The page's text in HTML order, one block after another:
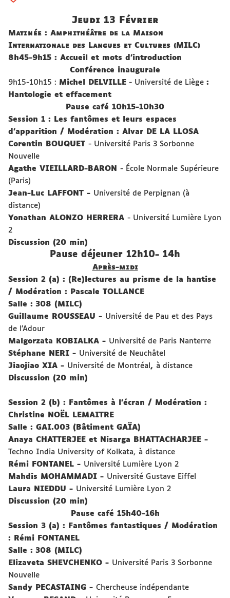
d’étude
Jeudi 13 Février
Matinée : Amphithéâtre de la Maison
Internationale des Langues et Cultures (MILC)
8h45-9h15 : Accueil et mots d’introduction
Conférence inaugurale
9h15-10h15 : Michel DELVILLE - Université de Liège :
Hantologie et effacement
Pause café 10h15-10h30
Session 1 : Les fantômes et leurs espaces
d’apparition / Modération : Alvar DE LA LLOSA
Corentin BOUQUET - Université Paris 3 Sorbonne
Nouvelle
Agathe VIEILLARD-BARON - École Normale Supérieure
(Paris)
Jean-Luc LAFFONT - Université de Perpignan (à
distance)
Yonathan ALONZO HERRERA - Université Lumière Lyon
2
Discussion (20 min)
Pause déjeuner 12h10- 14h
Après-midi
Session 2 (a) : (Re)lectures au prisme de la hantise
/ Modération : Pascale TOLLANCE
Salle : 308 (MILC)
Guillaume ROUSSEAU - Université de Pau et des Pays
de l’Adour
Malgorzata
KOBIALKA - Université de Paris Nanterre
Stéphane
NERI - Université de Neuchâtel
Jiaojiao XIA - Université de Montréal , à distance
Discussion (20 min)
Session 2 (b) : Fantômes à l’écran / Modération :
Christine
NOËL LEMAITRE
Salle : GAI.003 (Bâtiment GAÏA)
Anaya CHATTERJEE et Nisarga BHATTACHARJEE -
Techno India University of Kolkata, à distance
Rémi
FONTANEL - Université Lumière Lyon 2
Mahdis MOHAMMADI - Université Gustave Eiffel
Laura
NIEDDU - Université Lumière Lyon 2
Discussion (20 min)
Pause café 15h40-16h
Session 3 (a) : Fantômes fantastiques / Modération
: Rémi FONTANEL
Salle : 308 (MILC)
Elizaveta SHEVCHENKO - Université Paris 3 Sorbonne
Nouvelle
Sandy
PECASTAING - Chercheuse indépendante